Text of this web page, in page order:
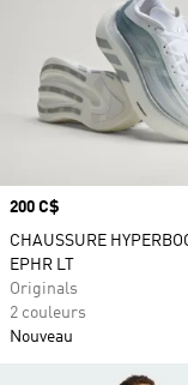
Prix
200 C$
CHAUSSURE
EPHR LT
Originals
2 couleurs
Nouveau